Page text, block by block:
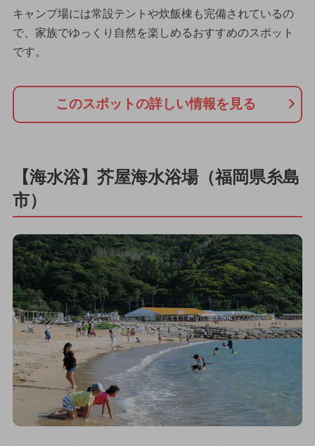
キャンプ場には常設テントや炊飯棟も完備されているの
で、家族でゆっくり自然を楽しめるおすすめのスポット
です。
このスポットの詳しい情報を見る
【海水浴】芥屋海水浴場（福岡県糸島
市）